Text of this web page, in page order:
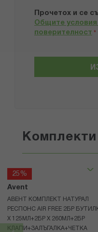
Прочетох и се
Общите условия
поверителност *
25%
Avent
АВЕНТ КОМПЛЕКТ НАТУРАЛ
РЕСПОНС AIR FREE 2БР
Х 125МЛ+2БР Х 260МЛ+2БР
КЛАПИ+ЗАЛЪГАЛКА+ЧЕТКА